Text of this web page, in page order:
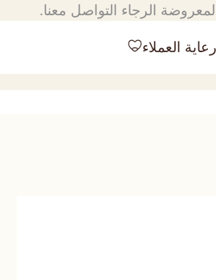
الرجاء التواصل معنا.
العملاء